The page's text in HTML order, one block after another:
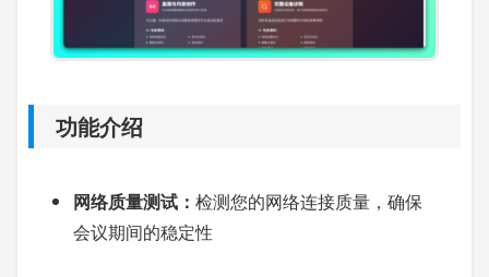
功能介绍
网络质量测试： 检测您的网络连接质量，确保
会议期间的稳定性